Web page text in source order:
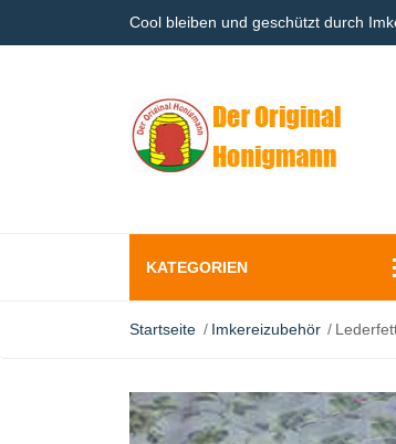
Cool bleiben und geschützt durch
KATEGORIEN
Startseite Imkereizubehör